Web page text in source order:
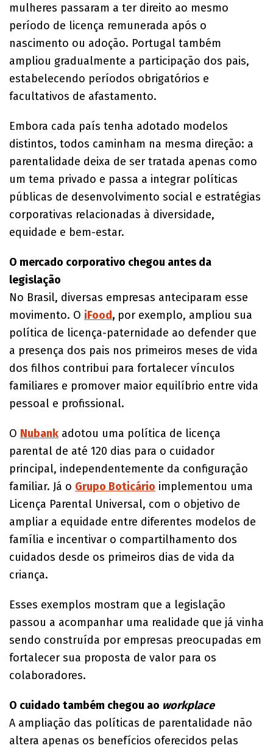
mulheres passaram a ter direito ao mesmo
período de licença remunerada após o
nascimento ou adoção. Portugal também
ampliou gradualmente a participação dos pais,
estabelecendo períodos obrigatórios e
facultativos de afastamento.
Embora cada país tenha adotado modelos
distintos, todos caminham na mesma direção: a
parentalidade deixa de ser tratada apenas como
um tema privado e passa a integrar políticas
públicas de desenvolvimento social e estratégias
corporativas relacionadas à diversidade,
equidade e bem-estar.
O mercado corporativo chegou antes da
legislação
No Brasil, diversas empresas anteciparam esse
movimento. O iFood, por exemplo, ampliou sua
política de licença-paternidade ao defender que
a presença dos pais nos primeiros meses de vida
dos filhos contribui para fortalecer vínculos
familiares e promover maior equilíbrio entre vida
pessoal e profissional.
O Nubank adotou uma política de licença
parental de até 120 dias para o cuidador
principal, independentemente da configuração
familiar. Já o Grupo Boticário implementou uma
Licença Parental Universal, com o objetivo de
ampliar a equidade entre diferentes modelos de
família e incentivar o compartilhamento dos
cuidados desde os primeiros dias de vida da
criança.
Esses exemplos mostram que a legislação
passou a acompanhar uma realidade que já vinha
sendo construída por empresas preocupadas em
fortalecer sua proposta de valor para os
colaboradores.
O cuidado também chegou ao workplace
A ampliação das políticas de parentalidade não
altera apenas os benefícios oferecidos pelas